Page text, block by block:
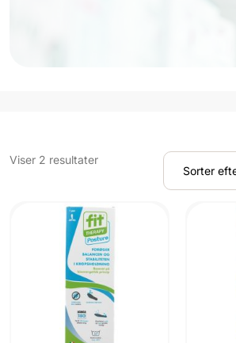
Viser 2 resultaterSorteret